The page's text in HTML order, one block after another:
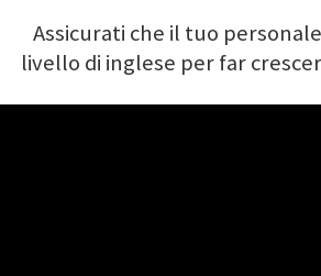
Assicurati che il tuo
livello di inglese per far